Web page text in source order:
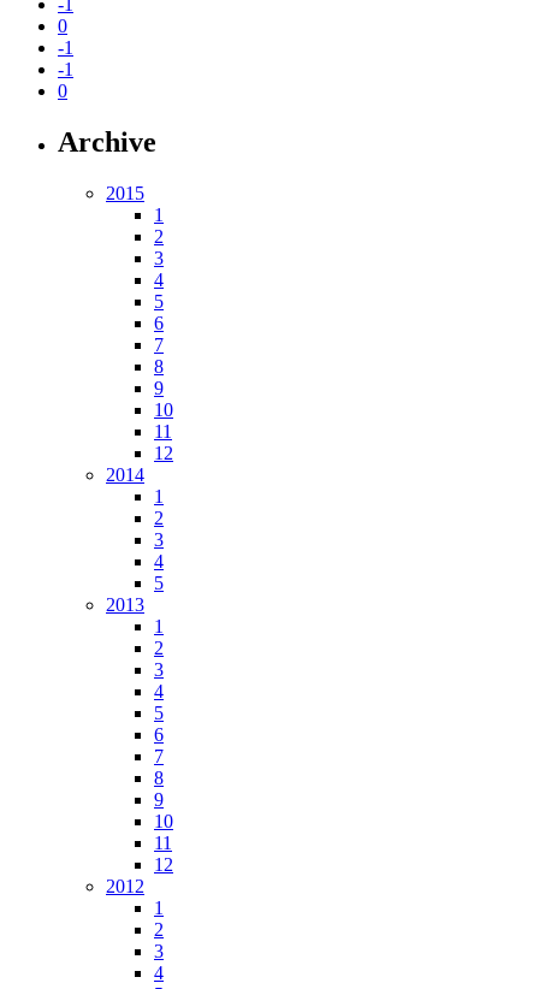
-1
0
-1
-1
0
Archive
2015
1
2
3
4
5
6
7
8
9
10
11
12
2014
1
2
3
4
5
2013
1
2
3
4
5
6
7
8
9
10
11
12
2012
1
2
3
4